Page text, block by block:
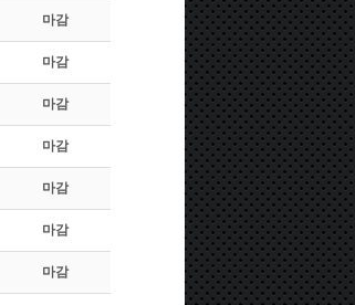
마감
마감
마감
마감
마감
마감
마감